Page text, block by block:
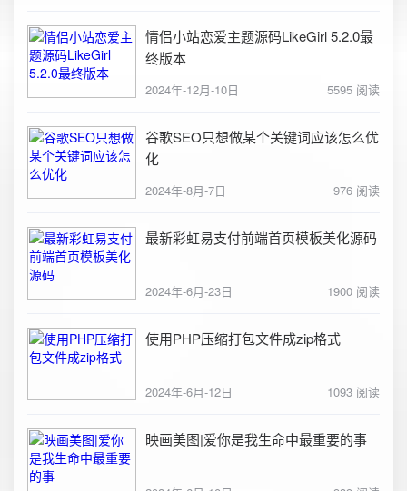
情侣小站恋爱主题源码LikeGirl 5.2.0最
终版本
2024年-12月-10日 5595 阅读
谷歌SEO只想做某个关键词应该怎么优
化
2024年-8月-7日 976 阅读
最新彩虹易支付前端首页模板美化源码
2024年-6月-23日 1900 阅读
使用PHP压缩打包文件成zip格式
2024年-6月-12日 1093 阅读
映画美图|爱你是我生命中最重要的事